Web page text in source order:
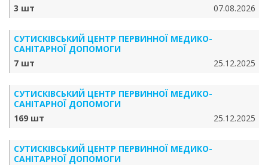
3 шт
07.08.2026
СУТИСКІВСЬКИЙ ЦЕНТР ПЕРВИННОЇ МЕДИКО-
САНІТАРНОЇ ДОПОМОГИ
7 шт
25.12.2025
СУТИСКІВСЬКИЙ ЦЕНТР ПЕРВИННОЇ МЕДИКО-
САНІТАРНОЇ ДОПОМОГИ
169 шт
25.12.2025
СУТИСКІВСЬКИЙ ЦЕНТР ПЕРВИННОЇ МЕДИКО-
САНІТАРНОЇ ДОПОМОГИ